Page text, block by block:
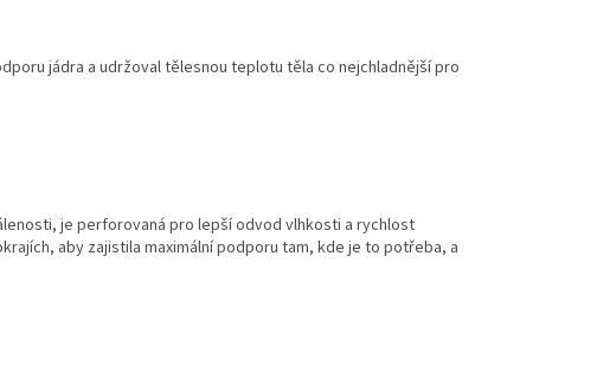
jádra a udržoval tělesnou teplotu těla co nejchladnější pro
je perforovaná pro lepší odvod vlhkosti a rychlost
aby zajistila maximální podporu tam, kde je to potřeba, a